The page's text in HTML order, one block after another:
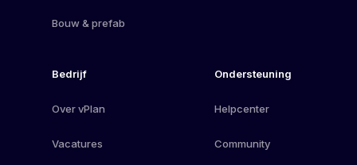
Bouw & prefab
Bedrijf
Over vPlan
Vacatures
Ondersteuning
Helpcenter
Community